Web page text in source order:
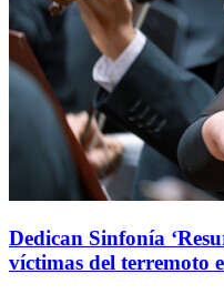
Dedican Sinfonía
víctimas del terremoto